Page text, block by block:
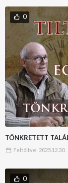
0
TÖNKRETETT
Feltöltve: 2025.12.30.
0